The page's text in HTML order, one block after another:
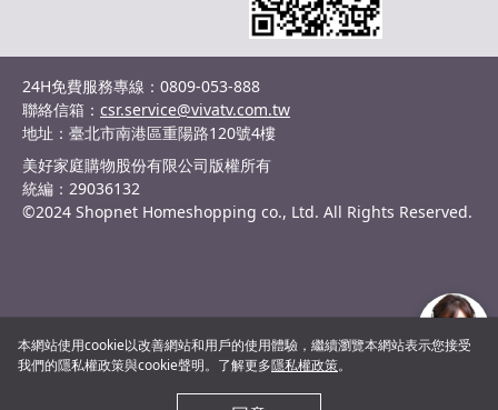
24H免費服務專線：0809-053-888
聯絡信箱： csr.service@vivatv.com.tw
地址：臺北市南港區重陽路120號4樓
美好家庭購物股份有限公司版權所有
統編：29036132
©2024 Shopnet Homeshopping co., Ltd. All Rights Reserved.
本網站使用cookie以改善網站和用戶的使用體驗，繼續瀏覽本網站表示您接受
我們的隱私權政策與cookie聲明。了解更多隱私權政策。